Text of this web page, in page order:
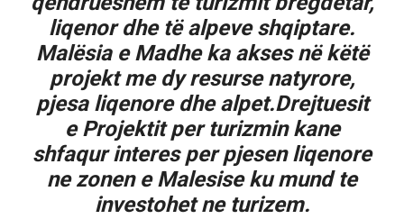
liqenor dhe të alpeve shqiptare.
Malësia e Madhe ka akses në këtë
projekt me dy resurse natyrore,
pjesa liqenore dhe alpet.Drejtuesit
e Projektit per turizmin kane
shfaqur interes per pjesen liqenore
ne zonen e Malesise ku mund te
investohet ne turizem.